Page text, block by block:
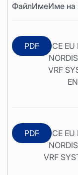
ФайлИмеИме на
PDF
CE EU
VRF
EN
PDF
CE EU
VRF